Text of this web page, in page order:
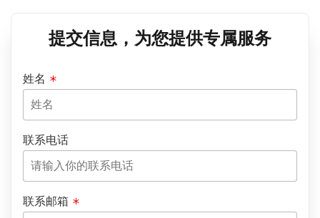
提交信息，为您提供专属服务
姓名
联系电话
联系邮箱